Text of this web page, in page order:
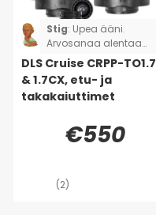
Stig: Upea ääni.
Arvosanaa alentaa
se, että sarja ei ollut
täydellinen. Kaksi
adapterikaapelia
puuttui, joten jouduin
juottamaan sen
sijaan, että olisin vain
DLS Cruise CRPP-TO1.7
& 1.7CX, etu- ja
takakaiuttimet
€550
(2)